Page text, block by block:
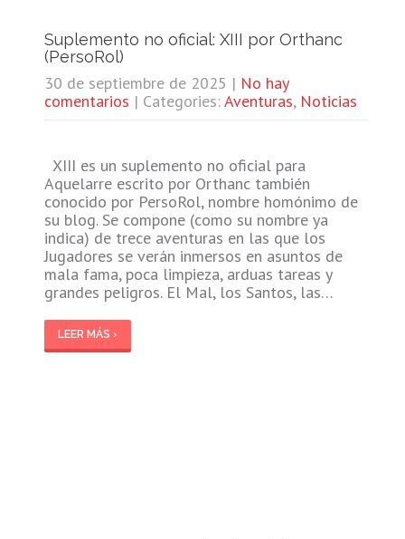
Suplemento no oficial: XIII por Orthanc
(PersoRol)
30 de septiembre de 2025 | No hay
comentarios | Categories:Aventuras, Noticias
XIII es un suplemento no oficial para
Aquelarre escrito por Orthanc también
conocido por PersoRol, nombre homónimo de
su blog. Se compone (como su nombre ya
indica) de trece aventuras en las que los
Jugadores se verán inmersos en asuntos de
mala fama, poca limpieza, arduas tareas y
grandes peligros. El Mal, los Santos, las…
LEER MÁS ›